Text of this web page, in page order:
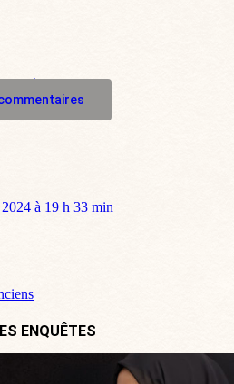
à 19 h 33 min
ENQUÊTES